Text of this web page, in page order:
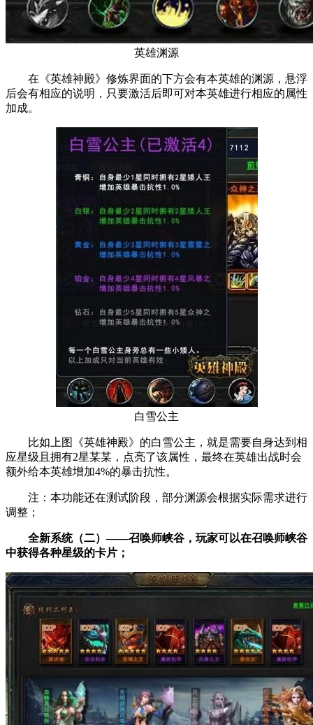
英雄渊源
在《英雄神殿》修炼界面的下方会有本英雄的渊源，悬浮
后会有相应的说明，只要激活后即可对本英雄进行相应的属性
加成。
白雪公主
比如上图《英雄神殿》的白雪公主，就是需要自身达到相
应星级且拥有2星某某，点亮了该属性，最终在英雄出战时会
额外给本英雄增加4%的暴击抗性。
注：本功能还在测试阶段，部分渊源会根据实际需求进行
调整；
全新系统（二）——召唤师峡谷，玩家可以在召唤师峡谷
中获得各种星级的卡片；